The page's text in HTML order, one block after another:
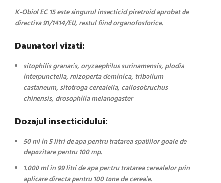
K-Obiol EC 15 este singurul insecticid piretroid aprobat de
directiva 91/1414/EU, restul fiind organofosforice.
Daunatori vizati:
sitophilis granaris, oryzaephilus surinamensis, plodia
interpunctella, rhizoperta dominica, tribolium
castaneum, sitotroga cerealella, callosobruchus
chinensis, drosophilia melanogaster
Dozajul insecticidului:
50 ml in 5 litri de apa pentru tratarea spatiilor goale de
depozitare pentru 100 mp.
1.000 ml in 99 litri de apa pentru tratarea cerealelor prin
aplicare directa pentru 100 tone de cereale.